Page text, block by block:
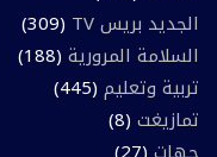
الجديد بريس TV
(309)
السلامة المرورية (188)
تربية وتعليم (445)
تمازيغت (8)